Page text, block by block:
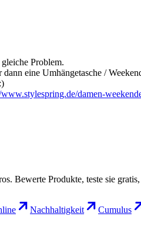
Problem.
eine Umhängetasche /
damen-
Bewerte Produkte, teste sie
Nachhaltigkeit Cumulus